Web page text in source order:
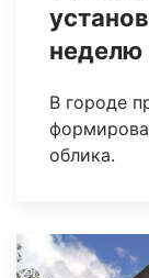
неделю
В городе
облика.